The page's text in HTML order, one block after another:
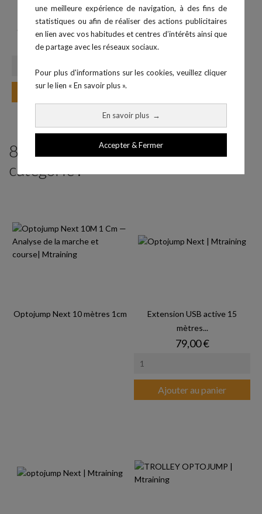
une meilleure expérience de navigation, à des fins de
statistiques ou afin de réaliser des actions publicitaires
en lien avec vos habitudes et centres d’intérêts ainsi que
de partage avec les réseaux sociaux.
Pour plus d'informations sur les cookies, veuillez cliquer
sur le lien « En savoir plus ».
En savoir plus →
Accepter & Fermer
Optojump Next 1 mètre 1 cm
Prix
3 699,00 €
Ajouter au panier
8 produits parmi ceux de la même
catégorie :
Optojump Next 10 mètres 1cm
Extension USB active 15
mètres...
Prix
79,00 €
Ajouter au panier